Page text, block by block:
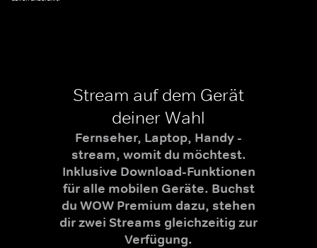
Stream auf dem Gerät
deiner Wahl
Fernseher, Laptop, Handy -
stream, womit du möchtest.
Inklusive Download-Funktionen
für alle mobilen Geräte. Buchst
du WOW Premium dazu, stehen
dir zwei Streams gleichzeitig zur
Verfügung.